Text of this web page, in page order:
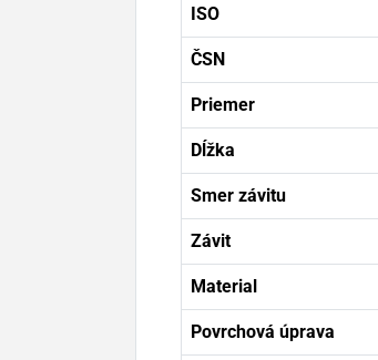
ISO
ČSN
Priemer
Dĺžka
Smer závitu
Závit
Material
Povrchová úprava